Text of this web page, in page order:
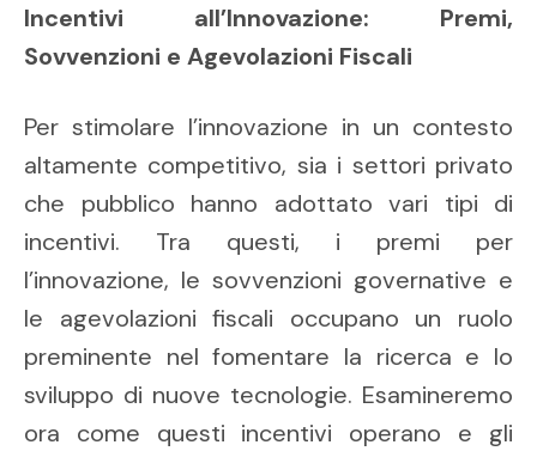
Incentivi all’Innovazione: Premi,
Sovvenzioni e Agevolazioni Fiscali
Per stimolare l’innovazione in un contesto
altamente competitivo, sia i settori privato
che pubblico hanno adottato vari tipi di
incentivi. Tra questi, i premi per
l’innovazione, le sovvenzioni governative e
le agevolazioni fiscali occupano un ruolo
preminente nel fomentare la ricerca e lo
sviluppo di nuove tecnologie. Esamineremo
ora come questi incentivi operano e gli